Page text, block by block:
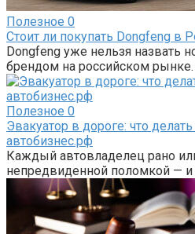
Полезное 0
Стоит ли покупать Dongfeng в
Dongfeng уже нельзя назвать
брендом на российском
Полезное 0
Эвакуатор в дороге: что
автобизнес.рф
Каждый автовладелец рано
непредвиденной поломкой — и